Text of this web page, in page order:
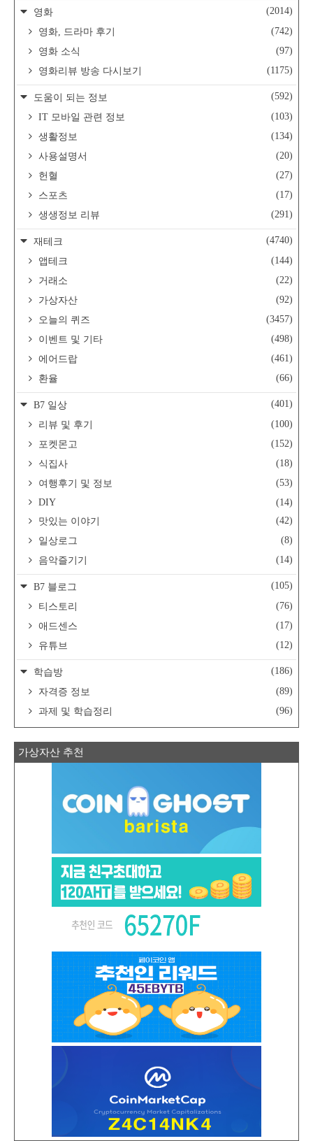
영화
(2014)
영화, 드라마 후기
(742)
영화 소식
(97)
영화리뷰 방송 다시보기
(1175)
도움이 되는 정보
(592)
IT 모바일 관련 정보
(103)
생활정보
(134)
사용설명서
(20)
헌혈
(27)
스포츠
(17)
생생정보 리뷰
(291)
재테크
(4740)
앱테크
(144)
거래소
(22)
가상자산
(92)
오늘의 퀴즈
(3457)
이벤트 및 기타
(498)
에어드랍
(461)
환율
(66)
B7 일상
(401)
리뷰 및 후기
(100)
포켓몬고
(152)
식집사
(18)
여행후기 및 정보
(53)
DIY
(14)
맛있는 이야기
(42)
일상로그
(8)
음악즐기기
(14)
B7 블로그
(105)
티스토리
(76)
애드센스
(17)
유튜브
(12)
학습방
(186)
자격증 정보
(89)
과제 및 학습정리
(96)
가상자산 추천